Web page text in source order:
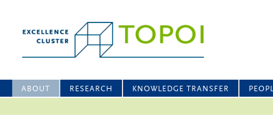
ABOUT RESEARCH KNOWLEDGE TRANSFER